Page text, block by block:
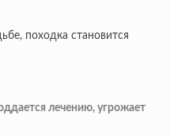
походка становится
лечению, угрожает